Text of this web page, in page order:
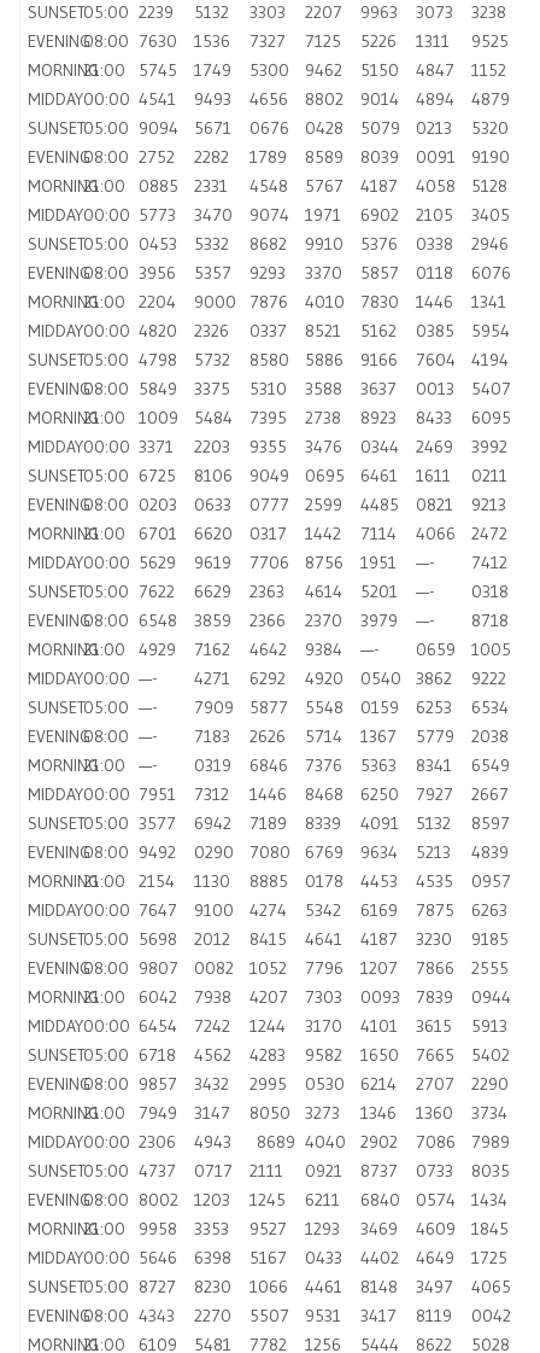
SUNSET05:00 2239 5132 3303 2207 9963 3073
3238
EVENING08:00 7630 1536 7327 7125 5226 1311
9525
MORNING21:00 5745 1749 5300 9462 5150 4847
1152
MIDDAY00:00 4541 9493 4656 8802 9014 4894
4879
SUNSET05:00 9094 5671 0676 0428 5079 0213
5320
EVENING08:00 2752 2282 1789 8589 8039 0091
9190
MORNING21:00 0885 2331 4548 5767 4187 4058
5128
MIDDAY00:00 5773 3470 9074 1971 6902 2105
3405
SUNSET05:00 0453 5332 8682 9910 5376 0338
2946
EVENING08:00 3956 5357 9293 3370 5857 0118
6076
MORNING21:00 2204 9000 7876 4010 7830 1446
1341
MIDDAY00:00 4820 2326 0337 8521 5162 0385
5954
SUNSET05:00 4798 5732 8580 5886 9166 7604
4194
EVENING08:00 5849 3375 5310 3588 3637 0013
5407
MORNING21:00 1009 5484 7395 2738 8923 8433
6095
MIDDAY00:00 3371 2203 9355 3476 0344 2469
3992
SUNSET05:00 6725 8106 9049 0695 6461 1611
0211
EVENING08:00 0203 0633 0777 2599 4485 0821
9213
MORNING21:00 6701 6620 0317 1442 7114 4066
2472
MIDDAY00:00 5629 9619 7706 8756 1951 —-
7412
SUNSET05:00 7622 6629 2363 4614 5201 —-
0318
EVENING08:00 6548 3859 2366 2370 3979 —-
8718
MORNING21:00 4929 7162 4642 9384 —- 0659
1005
MIDDAY00:00 —- 4271 6292 4920 0540 3862
9222
SUNSET05:00 —- 7909 5877 5548 0159 6253
6534
EVENING08:00 —- 7183 2626 5714 1367 5779
2038
MORNING21:00 —- 0319 6846 7376 5363 8341
6549
MIDDAY00:00 7951 7312 1446 8468 6250 7927
2667
SUNSET05:00 3577 6942 7189 8339 4091 5132
8597
EVENING08:00 9492 0290 7080 6769 9634 5213
4839
MORNING21:00 2154 1130 8885 0178 4453 4535
0957
MIDDAY00:00 7647 9100 4274 5342 6169 7875
6263
SUNSET05:00 5698 2012 8415 4641 4187 3230
9185
EVENING08:00 9807 0082 1052 7796 1207 7866
2555
MORNING21:00 6042 7938 4207 7303 0093 7839
0944
MIDDAY00:00 6454 7242 1244 3170 4101 3615
5913
SUNSET05:00 6718 4562 4283 9582 1650 7665
5402
EVENING08:00 9857 3432 2995 0530 6214 2707
2290
MORNING21:00 7949 3147 8050 3273 1346 1360
3734
MIDDAY00:00 2306 4943 8689 4040 2902 7086
7989
SUNSET05:00 4737 0717 2111 0921 8737 0733
8035
EVENING08:00 8002 1203 1245 6211 6840 0574
1434
MORNING21:00 9958 3353 9527 1293 3469 4609
1845
MIDDAY00:00 5646 6398 5167 0433 4402 4649
1725
SUNSET05:00 8727 8230 1066 4461 8148 3497
4065
EVENING08:00 4343 2270 5507 9531 3417 8119
0042
MORNING21:00 6109 5481 7782 1256 5444 8622 5028